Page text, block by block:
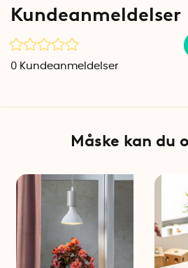
Kundeanmeldelser
0 Kundeanmeldelser
Måske kan du